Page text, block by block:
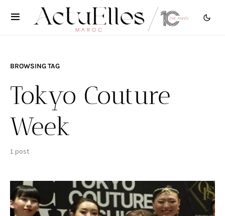
BROWSING TAG
Tokyo Couture
Week
1 post